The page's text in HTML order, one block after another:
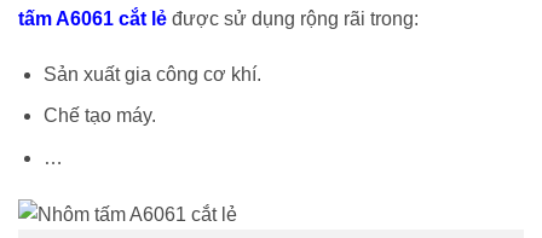
tấm A6061 cắt lẻ được sử dụng rộng rãi trong:
Sản xuất gia công cơ khí.
Chế tạo máy.
…